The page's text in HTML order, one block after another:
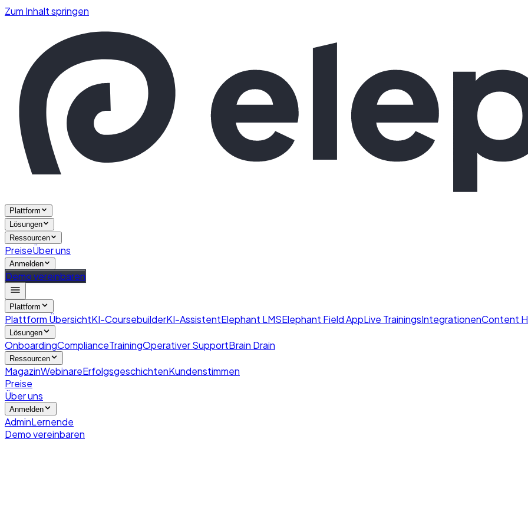
Zum Inhalt springen
Plattform
Lösungen
Ressourcen
PreiseÜber uns
Anmelden
Demo vereinbaren
Plattform
Plattform ÜbersichtKI-CoursebuilderKI-AssistentElephant LMSElephant Field AppLive TrainingsIntegrationenContent
Lösungen
OnboardingComplianceTrainingOperativer SupportBrain Drain
Ressourcen
MagazinWebinareErfolgsgeschichtenKundenstimmen
Preise
Über uns
Anmelden
AdminLernende
Demo vereinbaren